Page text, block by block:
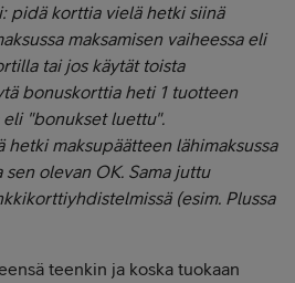
pidä korttia vielä hetki siinä
maksamisen vaiheessa eli
tai jos käytät toista
bonuskorttia heti 1 tuotteen
"bonukset luettu".
hetki maksupäätteen lähimaksussa
olevan OK. Sama juttu
(esim. Plussa
teenkin ja koska tuokaan